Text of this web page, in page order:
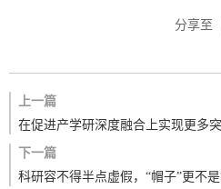
分享至
上一篇
在促进产学研深度融合上实现更多
下一篇
科研容不得半点虚假，“帽子”更不